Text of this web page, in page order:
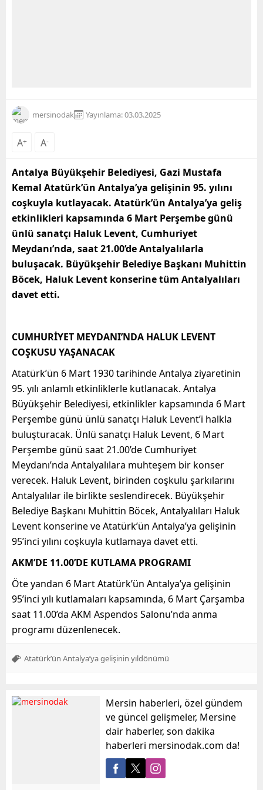
mersinodak Yayınlama: 03.03.2025
A+ A-
Antalya Büyükşehir Belediyesi, Gazi Mustafa
Kemal Atatürk’ün Antalya’ya gelişinin 95. yılını
coşkuyla kutlayacak. Atatürk’ün Antalya’ya geliş
etkinlikleri kapsamında 6 Mart Perşembe günü
ünlü sanatçı Haluk Levent, Cumhuriyet
Meydanı’nda, saat 21.00’de Antalyalılarla
buluşacak. Büyükşehir Belediye Başkanı Muhittin
Böcek, Haluk Levent konserine tüm Antalyalıları
davet etti.
CUMHURİYET MEYDANI’NDA HALUK LEVENT
COŞKUSU YAŞANACAK
Atatürk’ün 6 Mart 1930 tarihinde Antalya ziyaretinin
95. yılı anlamlı etkinliklerle kutlanacak. Antalya
Büyükşehir Belediyesi, etkinlikler kapsamında 6 Mart
Perşembe günü ünlü sanatçı Haluk Levent’i halkla
buluşturacak. Ünlü sanatçı Haluk Levent, 6 Mart
Perşembe günü saat 21.00’de Cumhuriyet
Meydanı’nda Antalyalılara muhteşem bir konser
verecek. Haluk Levent, birinden coşkulu şarkılarını
Antalyalılar ile birlikte seslendirecek. Büyükşehir
Belediye Başkanı Muhittin Böcek, Antalyalıları Haluk
Levent konserine ve Atatürk’ün Antalya’ya gelişinin
95’inci yılını coşkuyla kutlamaya davet etti.
AKM’DE 11.00’DE KUTLAMA PROGRAMI
Öte yandan 6 Mart Atatürk’ün Antalya’ya gelişinin
95’inci yılı kutlamaları kapsamında, 6 Mart Çarşamba
saat 11.00’da AKM Aspendos Salonu’nda anma
programı düzenlenecek.
Atatürk’ün Antalya’ya gelişinin yıldönümü
Mersin haberleri, özel gündem
ve güncel gelişmeler, Mersine
dair haberler, son dakika
haberleri mersinodak.com da!